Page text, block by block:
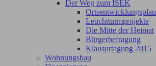
Der Weg zum ISEK
Ortsentwicklungsplan
Leuchtturmprojekte
Die Mitte der Heimat
Bürgerbefragung
Klausurtagung 2015
Wohnungsbau